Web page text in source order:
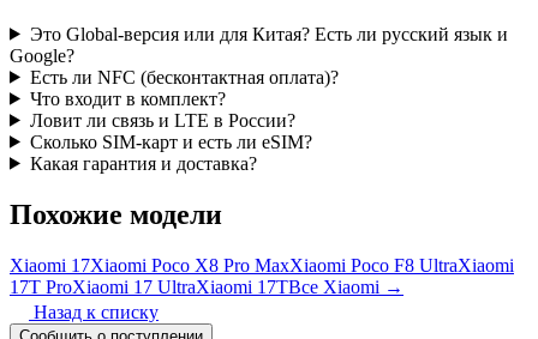
Это Global-версия или для Китая? Есть ли русский язык и
Google?
Есть ли NFC (бесконтактная оплата)?
Что входит в комплект?
Ловит ли связь и LTE в России?
Сколько SIM-карт и есть ли eSIM?
Какая гарантия и доставка?
Похожие модели
Xiaomi 17Xiaomi Poco X8 Pro MaxXiaomi Poco F8 UltraXiaomi
17T ProXiaomi 17 UltraXiaomi 17TВсе Xiaomi →
Назад к списку
Сообщить о поступлении